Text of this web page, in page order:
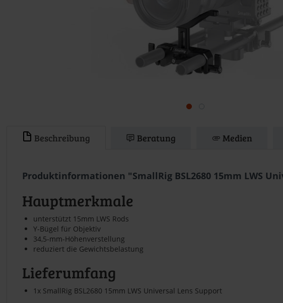
Beschreibung Beratung Medien
Produktinformationen "SmallRig BSL2680 15mm LWS
Hauptmerkmale
unterstützt 15mm LWS Rods
Y-Bügel für Objektiv
34,5-mm-Höhenverstellung
reduziert die Gewichtsbelastung
Lieferumfang
1x SmallRig BSL2680 15mm LWS Universal Lens Support